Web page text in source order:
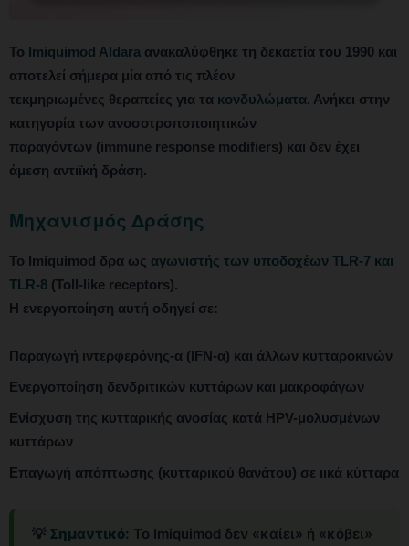
Το Imiquimod Aldara ανακαλύφθηκε τη δεκαετία του 1990 και
αποτελεί σήμερα μία από τις πλέον
τεκμηριωμένες θεραπείες για τα κονδυλώματα. Ανήκει στην
κατηγορία των ανοσοτροποποιητικών
παραγόντων (immune response modifiers) και δεν έχει
άμεση αντιϊκή δράση.
Μηχανισμός Δράσης
Το Imiquimod δρα ως αγωνιστής των υποδοχέων TLR-7 και
TLR-8 (Toll-like receptors).
Η ενεργοποίηση αυτή οδηγεί σε:
Παραγωγή ιντερφερόνης-α (IFN-α) και άλλων κυτταροκινών
Ενεργοποίηση δενδριτικών κυττάρων και μακροφάγων
Ενίσχυση της κυτταρικής ανοσίας κατά HPV-μολυσμένων
κυττάρων
Επαγωγή απόπτωσης (κυτταρικού θανάτου) σε ιικά κύτταρα
💡 Σημαντικό: Το Imiquimod δεν «καίει» ή «κόβει»